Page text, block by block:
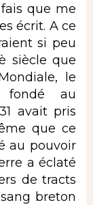
que me
écrit. A ce
si peu
siècle que
le
fondé au
avait pris
que ce
au pouvoir
a éclaté
de tracts
breton